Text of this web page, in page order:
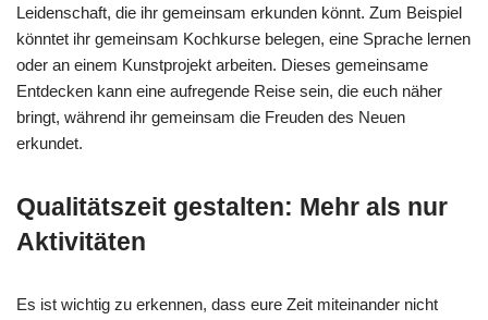
Leidenschaft, die ihr gemeinsam erkunden könnt. Zum Beispiel
könntet ihr gemeinsam Kochkurse belegen, eine Sprache lernen
oder an einem Kunstprojekt arbeiten. Dieses gemeinsame
Entdecken kann eine aufregende Reise sein, die euch näher
bringt, während ihr gemeinsam die Freuden des Neuen
erkundet.
Qualitätszeit gestalten: Mehr als nur
Aktivitäten
Es ist wichtig zu erkennen, dass eure Zeit miteinander nicht